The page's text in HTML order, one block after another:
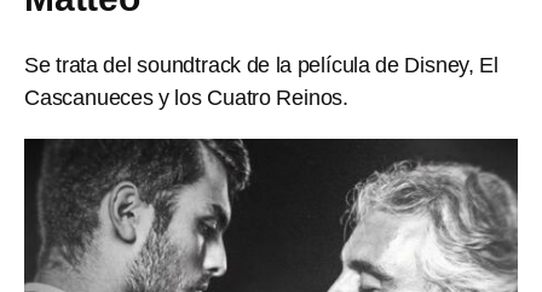
Se trata del soundtrack de la película de Disney, El
Cascanueces y los Cuatro Reinos.